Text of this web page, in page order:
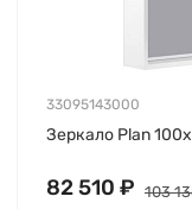
33095143000
Зеркало Plan
82 510 ₽ 103